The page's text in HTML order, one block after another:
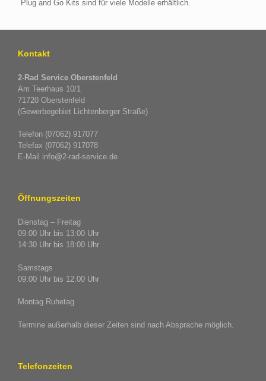
Plug and Go Kits sind für viele Modelle erhältlich.
Kontakt
2-Rad Service Oberstenfeld
Am Teerhaus 10/1
71720 Oberstenfeld
(Gewerbegebiet Lichtenberger Straße)
Telefon (07062) 917077
Telefax (07062) 917078
E-Mail info@2-rad-service.de
Öffnungszeiten
Dienstag – Freitag
09:00 Uhr bis 13:00 Uhr
14:30 Uhr bis 18:00 Uhr
Samstags
09:00 Uhr bis 12:00 Uhr
Montag Ruhetag
Termine außerhalb dieser Zeiten sind nach Absprache möglich.
Telefonzeiten